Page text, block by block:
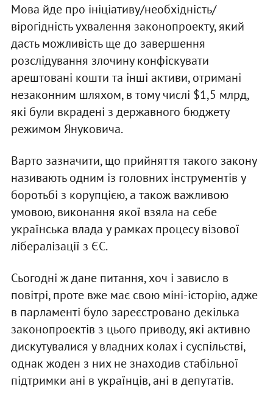
Мова йде про ініціативу/необхідність/
вірогідність ухвалення законопроекту, який
дасть можливість ще до завершення
розслідування злочину конфіскувати
арештовані кошти та інші активи, отримані
незаконним шляхом, в тому числі $1,5 млрд,
які були вкрадені з державного бюджету
режимом Януковича.
Варто зазначити, що прийняття такого закону
називають одним із головних інструментів у
боротьбі з корупцією, а також важливою
умовою, виконання якої взяла на себе
українська влада у рамках процесу візової
лібералізації з ЄС.
Сьогодні ж дане питання, хоч і зависло в
повітрі, проте вже має свою міні-історію, адже
в парламенті було зареєстровано декілька
законопроектів з цього приводу, які активно
дискутувалися у владних колах і суспільстві,
однак жоден з них не знаходив стабільної
підтримки ані в українців, ані в депутатів.